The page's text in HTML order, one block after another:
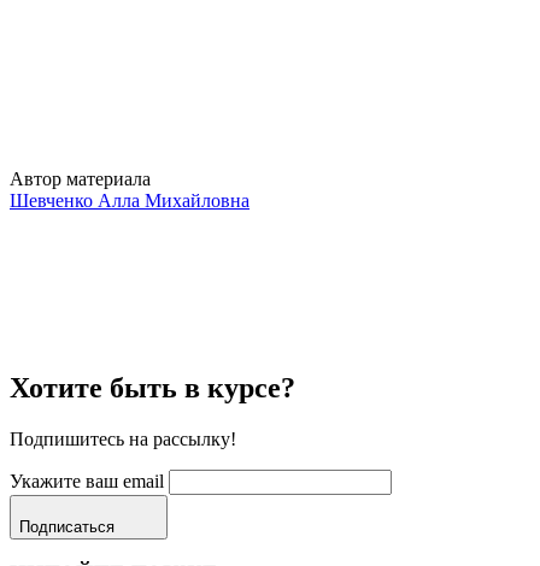
Автор материала
Шевченко Алла Михайловна
Хотите быть в курсе?
Подпишитесь на рассылку!
Укажите ваш email
Подписаться